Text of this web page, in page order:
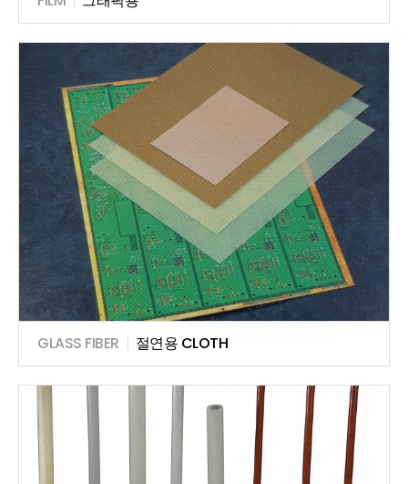
GLASS FIBER | 절연용 CLOTH